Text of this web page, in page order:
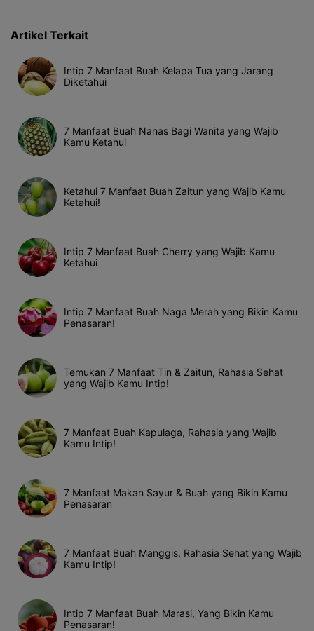
Artikel Terkait
Intip 7 Manfaat Buah Kelapa Tua yang Jarang
Diketahui
7 Manfaat Buah Nanas Bagi Wanita yang Wajib
Kamu Ketahui
Ketahui 7 Manfaat Buah Zaitun yang Wajib Kamu
Ketahui!
Intip 7 Manfaat Buah Cherry yang Wajib Kamu
Ketahui
Intip 7 Manfaat Buah Naga Merah yang Bikin Kamu
Penasaran!
Temukan 7 Manfaat Tin & Zaitun, Rahasia Sehat
yang Wajib Kamu Intip!
7 Manfaat Buah Kapulaga, Rahasia yang Wajib
Kamu Intip!
7 Manfaat Makan Sayur & Buah yang Bikin Kamu
Penasaran
7 Manfaat Buah Manggis, Rahasia Sehat yang Wajib
Kamu Intip!
Intip 7 Manfaat Buah Marasi, Yang Bikin Kamu
Penasaran!